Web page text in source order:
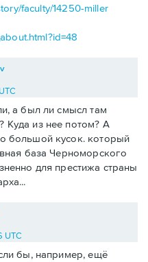
faculty/14250-miller
а был ли смысл там
Куда из нее потом? А
большой кусок. который
база Черноморского
для престижа страны
UTC
бы, например, ещё